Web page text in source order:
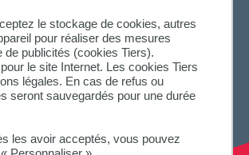
le stockage de cookies, autres
pour réaliser des mesures
publicités (cookies Tiers).
le site Internet. Les cookies Tiers
légales. En cas de refus ou
seront sauvegardés pour une durée
les avoir acceptés, vous pouvez
NOUS